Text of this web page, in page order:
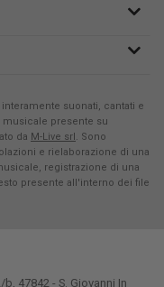
suonati, cantati e
musicale presente su
da M-Live srl . Sono
e rielaborazione di una
registrazione di una
presente all'interno dei file
47842 - S. Giovanni In